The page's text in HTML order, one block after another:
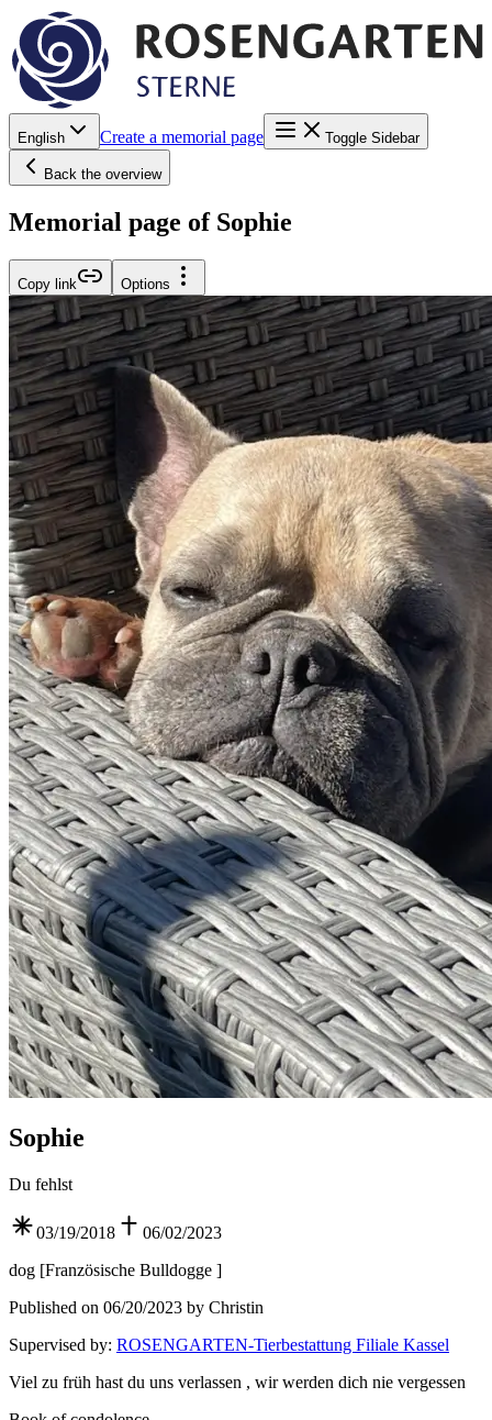
English Create a memorial page Toggle Sidebar
Back the overview
Memorial page of Sophie
Copy link Options
Sophie
Du fehlst
03/19/2018
06/02/2023
dog [Französische Bulldogge ]
Published on 06/20/2023 by Christin
Supervised by: ROSENGARTEN-Tierbestattung Filiale Kassel
Viel zu früh hast du uns verlassen , wir werden dich nie vergessen